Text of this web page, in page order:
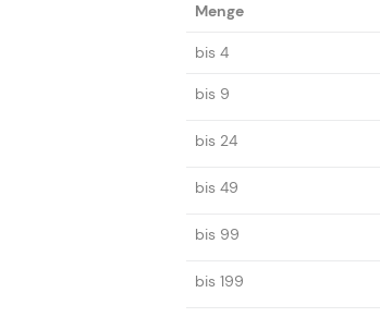
Menge
bis 4
bis 9
bis 24
bis 49
bis 99
bis 199